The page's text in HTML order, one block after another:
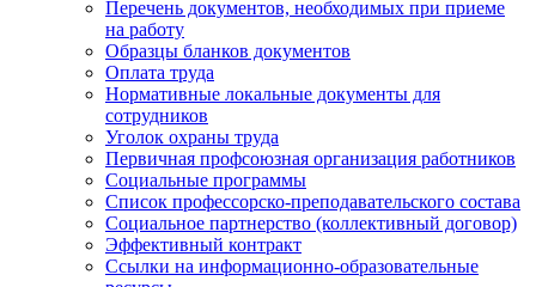
Перечень документов, необходимых при приеме
на работу
Образцы бланков документов
Оплата труда
Нормативные локальные документы для
сотрудников
Уголок охраны труда
Первичная профсоюзная организация работников
Социальные программы
Список профессорско-преподавательского состава
Социальное партнерство (коллективный договор)
Эффективный контракт
Ссылки на информационно-образовательные